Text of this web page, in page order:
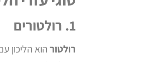
1. רולטורים
רולטורהוא הליכון